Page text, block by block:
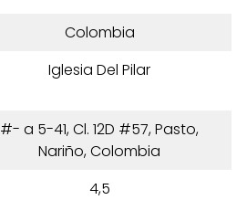
Colombia
Iglesia Del Pilar
#- a 5-41, Cl. 12D #57, Pasto,
Nariño, Colombia
4,5